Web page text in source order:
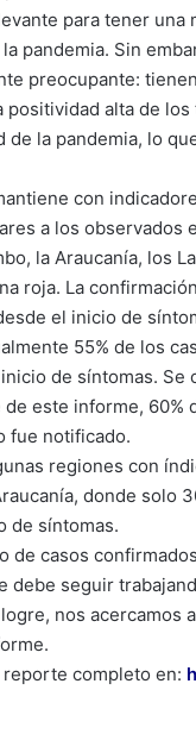
para tener
pandemia. Sin
preocupante:
alta de
la pandemia, lo
con
a los observados
la Araucanía, los
roja. La
el inicio de
55% de los
de síntomas. Se
este informe, 60%
fue notificado.
regiones con
donde solo
de síntomas.
de casos
debe seguir
nos acercamos
completo en: